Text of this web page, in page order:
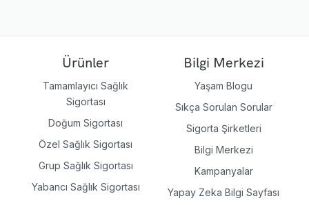
Ürünler
Tamamlayıcı Sağlık
Sigortası
Doğum Sigortası
Özel Sağlık Sigortası
Grup Sağlık Sigortası
Yabancı Sağlık Sigortası
Bilgi Merkezi
Yaşam Blogu
Sıkça Sorulan Sorular
Sigorta Şirketleri
Bilgi Merkezi
Kampanyalar
Yapay Zeka Bilgi Sayfası